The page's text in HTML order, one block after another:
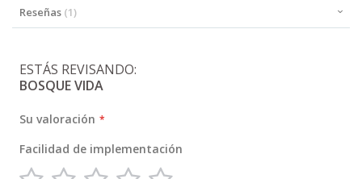
Reseñas 1
ESTÁS REVISANDO:
BOSQUE VIDA
Su valoración
Facilidad de implementación